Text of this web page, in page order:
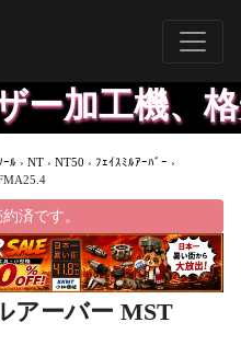
、格安
ｰﾙ › NT › NT50 › ﾌｪｲｽﾐﾙｱｰﾊﾞｰ ›
済です。
アーバー MST